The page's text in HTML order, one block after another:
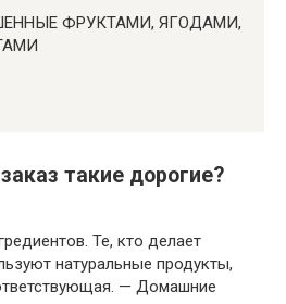
ФРУКТАМИ, ЯГОДАМИ,
такие дорогие?
Те, кто делает
натуральные продукты,
— Домашние